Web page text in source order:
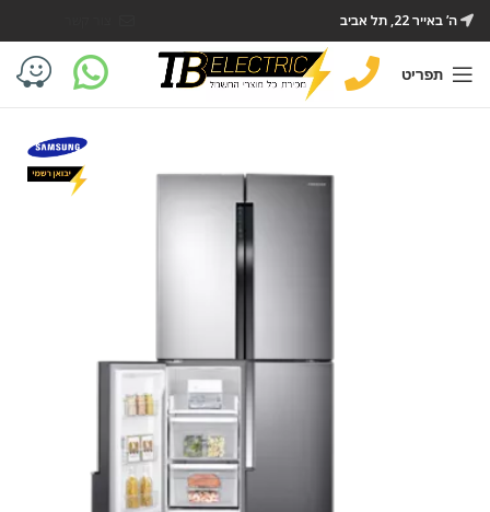
ה’ באייר 22, תל אביב
תפריט